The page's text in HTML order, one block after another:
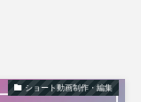
ショート動画制作・編集